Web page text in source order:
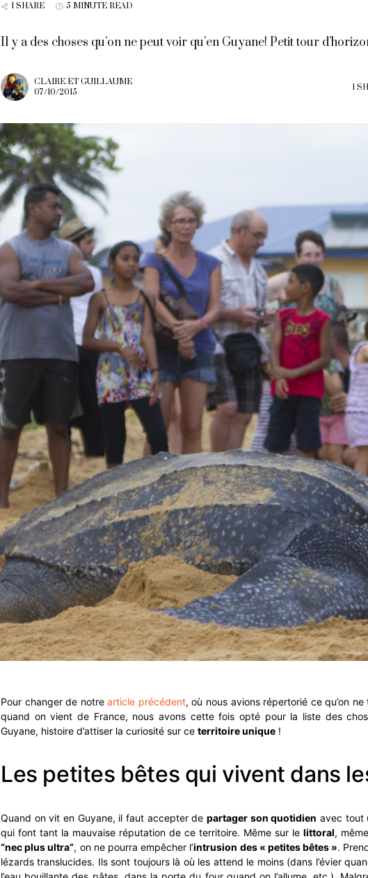
1 SHARE 5 MINUTE READ
Il y a des choses qu’on ne peut voir qu’en Guyane! Petit tour
CLAIRE ET GUILLAUME
07/10/2015
1
Pour changer de notrearticle précédent, où nous avions répertorié ce qu’on
quand on vient de France, nous avons cette fois opté pour la liste des
Guyane, histoire d’attiser la curiosité sur ce territoire unique !
Les petites bêtes qui vivent dans
Quand on vit en Guyane, il faut accepter de partager son quotidien avec tout
qui font tant la mauvaise réputation de ce territoire. Même sur le littoral,
“nec plus ultra”, on ne pourra empêcher l’intrusion des « petites bêtes ».
lézards translucides. Ils sont toujours là où les attend le moins (dans l’évier